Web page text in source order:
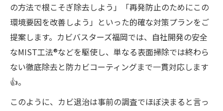
の方法で根こそぎ除去しよう」「再発防止のためにこの
環境要因を改善しよう」といった的確な対策プランをご
提案します。カビバスターズ福岡では、自社開発の安全
なMIST工法®などを駆使し、単なる表面掃除では終わら
ない徹底除去と防カビコーティングまで一貫対応します
👍。
このように、カビ退治は事前の調査でほぼ決まると言っ